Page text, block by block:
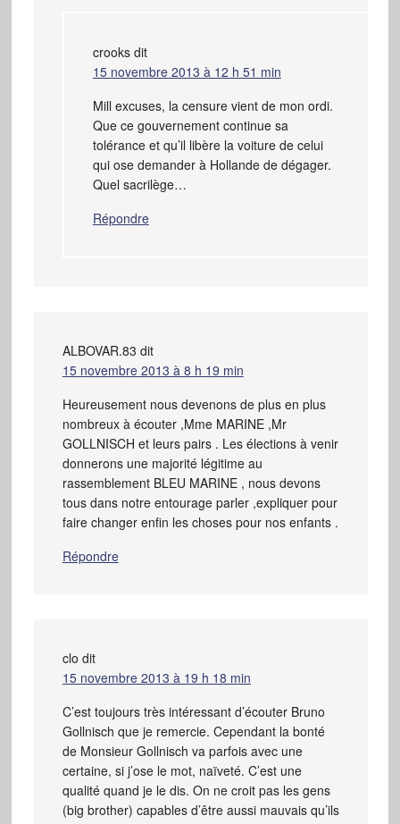
crooks dit
15 novembre 2013 à 12 h 51 min
Mill excuses, la censure vient de mon ordi.
Que ce gouvernement continue sa
tolérance et qu’il libère la voiture de celui
qui ose demander à Hollande de dégager.
Quel sacrilège…
Répondre
ALBOVAR.83 dit
15 novembre 2013 à 8 h 19 min
Heureusement nous devenons de plus en plus
nombreux à écouter ,Mme MARINE ,Mr
GOLLNISCH et leurs pairs . Les élections à venir
donnerons une majorité légitime au
rassemblement BLEU MARINE , nous devons
tous dans notre entourage parler ,expliquer pour
faire changer enfin les choses pour nos enfants .
Répondre
clo dit
15 novembre 2013 à 19 h 18 min
C’est toujours très intéressant d’écouter Bruno
Gollnisch que je remercie. Cependant la bonté
de Monsieur Gollnisch va parfois avec une
certaine, si j’ose le mot, naïveté. C’est une
qualité quand je le dis. On ne croit pas les gens
(big brother) capables d’être aussi mauvais qu’ils